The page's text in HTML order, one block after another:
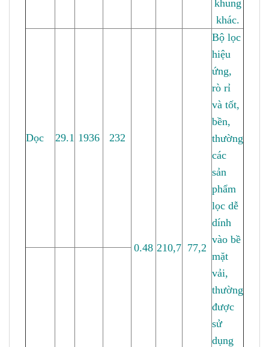
khung
khác.
Dọc 29.1 1936 232
0.48 210,7 77,2
Bộ lọc
hiệu
ứng,
rò rỉ
và tốt,
bền,
thường
các
sản
phẩm
lọc dễ
dính
vào bề
mặt
vải,
thường
được
sử
dụng